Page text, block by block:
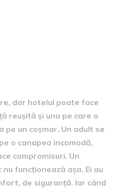
dar hotelul poate face
reușită și una pe care o
pe un coșmar. Un adult se
o canapea incomodă,
compromisuri. Un
nu funcționează așa. Ei au
de siguranță. Iar când